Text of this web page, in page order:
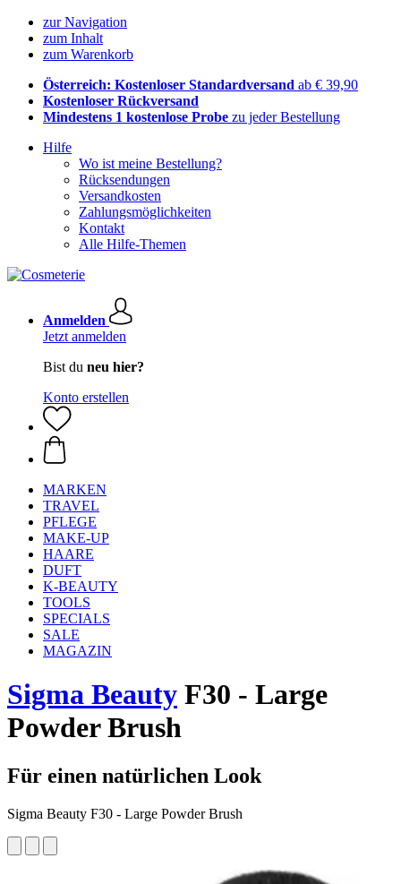
zur Navigation
zum Inhalt
zum Warenkorb
Österreich: Kostenloser Standardversand ab € 39,90
Kostenloser Rückversand
Mindestens 1 kostenlose Probe zu jeder Bestellung
Hilfe
Wo ist meine Bestellung?
Rücksendungen
Versandkosten
Zahlungsmöglichkeiten
Kontakt
Alle Hilfe-Themen
Anmelden
Jetzt anmelden
Bist du neu hier?
Konto erstellen
MARKEN
TRAVEL
PFLEGE
MAKE-UP
HAARE
DUFT
K-BEAUTY
TOOLS
SPECIALS
SALE
MAGAZIN
Sigma Beauty F30 - Large
Powder Brush
Für einen natürlichen Look
Sigma Beauty F30 - Large Powder Brush